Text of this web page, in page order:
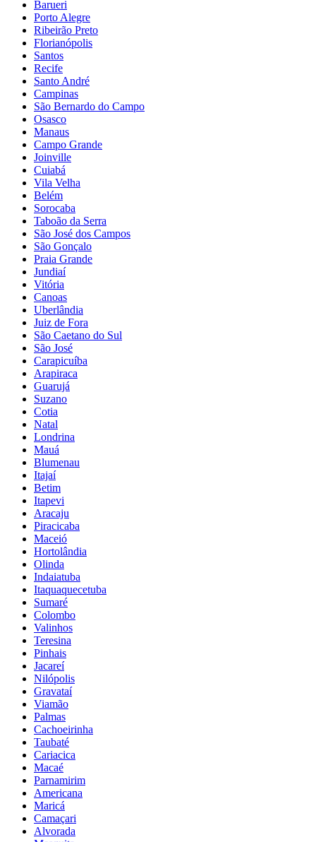
Barueri
Porto Alegre
Ribeirão Preto
Florianópolis
Santos
Recife
Santo André
Campinas
São Bernardo do Campo
Osasco
Manaus
Campo Grande
Joinville
Cuiabá
Vila Velha
Belém
Sorocaba
Taboão da Serra
São José dos Campos
São Gonçalo
Praia Grande
Jundiaí
Vitória
Canoas
Uberlândia
Juiz de Fora
São Caetano do Sul
São José
Carapicuíba
Arapiraca
Guarujá
Suzano
Cotia
Natal
Londrina
Mauá
Blumenau
Itajaí
Betim
Itapevi
Aracaju
Piracicaba
Maceió
Hortolândia
Olinda
Indaiatuba
Itaquaquecetuba
Sumaré
Colombo
Valinhos
Teresina
Pinhais
Jacareí
Nilópolis
Gravataí
Viamão
Palmas
Cachoeirinha
Taubaté
Cariacica
Macaé
Parnamirim
Americana
Maricá
Camaçari
Alvorada